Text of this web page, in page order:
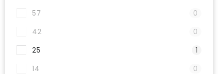
57
0
42
0
25
1
14
0